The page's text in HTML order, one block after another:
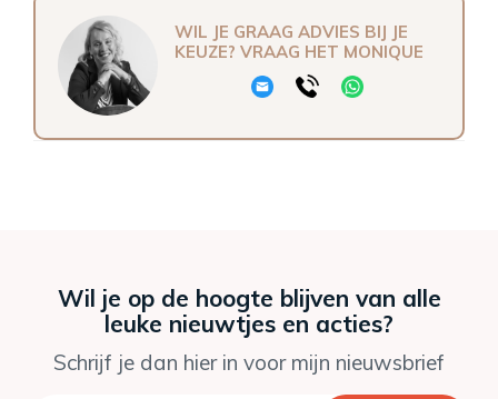
WIL JE GRAAG ADVIES BIJ JE
KEUZE? VRAAG HET MONIQUE
Wil je op de hoogte blijven van alle
leuke nieuwtjes en acties?
Schrijf je dan hier in voor mijn nieuwsbrief